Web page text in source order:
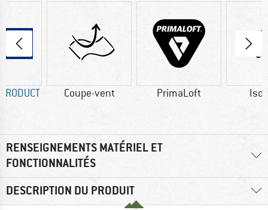
Coupe-vent PrimaLoft
RENSEIGNEMENTS MATÉRIEL ET
FONCTIONNALITÉS
DESCRIPTION DU PRODUIT